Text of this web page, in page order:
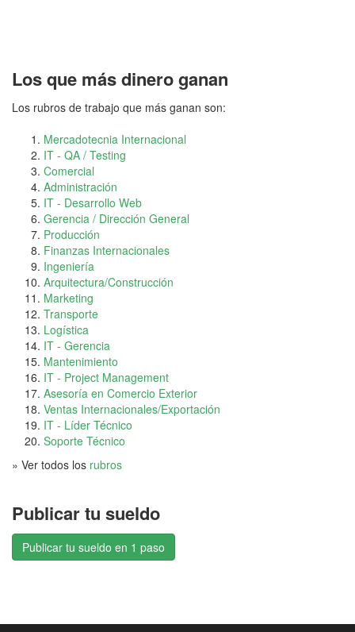
Los que más dinero ganan
Los rubros de trabajo que más ganan son:
Mercadotecnia Internacional
IT - QA / Testing
Comercial
Administración
IT - Desarrollo Web
Gerencia / Dirección General
Producción
Finanzas Internacionales
Ingeniería
Arquitectura/Construcción
Marketing
Transporte
Logística
IT - Gerencia
Mantenimiento
IT - Project Management
Asesoría en Comercio Exterior
Ventas Internacionales/Exportación
IT - Líder Técnico
Soporte Técnico
» Ver todos los rubros
Publicar tu sueldo
Publicar tu sueldo en 1 paso